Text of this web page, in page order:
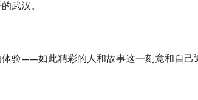
武汉。
验——如此精彩的人和故事这一刻竟和自己